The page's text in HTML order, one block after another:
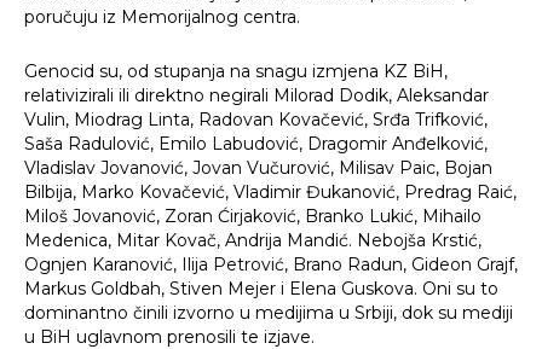
poručuju iz Memorijalnog centra.
Genocid su, od stupanja na snagu izmjena KZ BiH,
relativizirali ili direktno negirali Milorad Dodik, Aleksandar
Vulin, Miodrag Linta, Radovan Kovačević, Srđa Trifković,
Saša Radulović, Emilo Labudović, Dragomir Anđelković,
Vladislav Jovanović, Jovan Vučurović, Milisav Paic, Bojan
Bilbija, Marko Kovačević, Vladimir Đukanović, Predrag Raić,
Miloš Jovanović, Zoran Ćirjaković, Branko Lukić, Mihailo
Medenica, Mitar Kovač, Andrija Mandić. Nebojša Krstić,
Ognjen Karanović, Ilija Petrović, Brano Radun, Gideon Grajf,
Markus Goldbah, Stiven Mejer i Elena Guskova. Oni su to
dominantno činili izvorno u medijima u Srbiji, dok su mediji
u BiH uglavnom prenosili te izjave.